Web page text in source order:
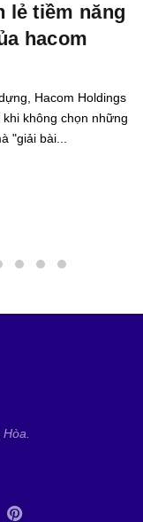
tiềm năng
hacom
Hacom Holdings
không chọn những
"giải bài...